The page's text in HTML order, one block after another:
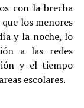
con la brecha
los menores
y la noche, lo
a las redes
y el tiempo
escolares.